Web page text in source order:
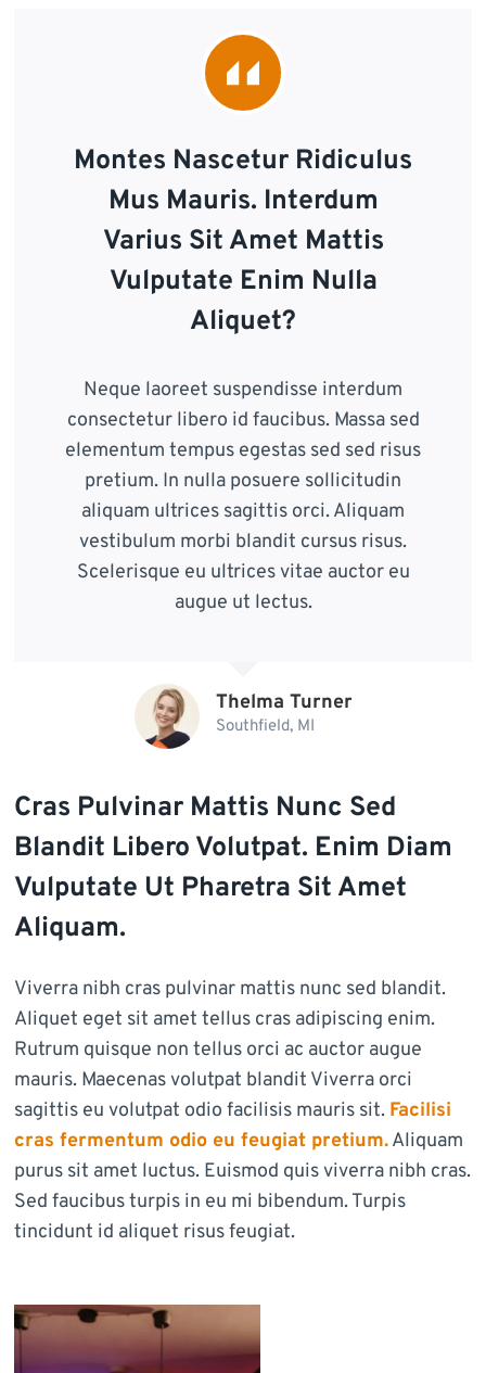
Montes Nascetur Ridiculus
Mus Mauris. Interdum
Varius Sit Amet Mattis
Vulputate Enim Nulla
Aliquet?
Neque laoreet suspendisse interdum
consectetur libero id faucibus. Massa sed
elementum tempus egestas sed sed risus
pretium. In nulla posuere sollicitudin
aliquam ultrices sagittis orci. Aliquam
vestibulum morbi blandit cursus risus.
Scelerisque eu ultrices vitae auctor eu
augue ut lectus.
Thelma Turner
Southfield, MI
Cras Pulvinar Mattis Nunc Sed
Blandit Libero Volutpat. Enim Diam
Vulputate Ut Pharetra Sit Amet
Aliquam.
Viverra nibh cras pulvinar mattis nunc sed blandit.
Aliquet eget sit amet tellus cras adipiscing enim.
Rutrum quisque non tellus orci ac auctor augue
mauris. Maecenas volutpat blandit Viverra orci
sagittis eu volutpat odio facilisis mauris sit. Facilisi
cras fermentum odio eu feugiat pretium.Aliquam
purus sit amet luctus. Euismod quis viverra nibh cras.
Sed faucibus turpis in eu mi bibendum. Turpis
tincidunt id aliquet risus feugiat.